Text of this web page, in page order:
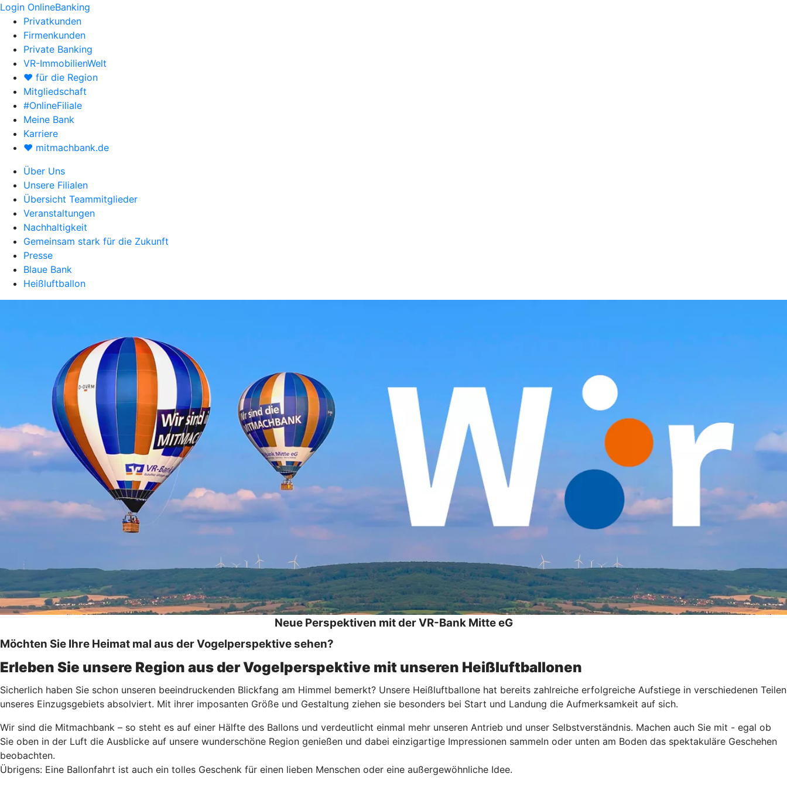
Login OnlineBanking
Privatkunden
Firmenkunden
Private Banking
VR-ImmobilienWelt
♥ für die Region
Mitgliedschaft
#OnlineFiliale
Meine Bank
Karriere
♥ mitmachbank.de
Über Uns
Unsere Filialen
Übersicht Teammitglieder
Veranstaltungen
Nachhaltigkeit
Gemeinsam stark für die Zukunft
Presse
Blaue Bank
Heißluftballon
Neue Perspektiven mit der VR-Bank Mitte eG
Möchten Sie Ihre Heimat mal aus der Vogelperspektive sehen?
Erleben Sie unsere Region aus der Vogelperspektive mit unseren Heißluftballonen
Sicherlich haben Sie schon unseren beeindruckenden Blickfang am Himmel bemerkt? Unsere Heißluftballone hat bereits zahlreiche erfolgreiche Aufstiege in verschiedenen Teilen
unseres Einzugsgebiets absolviert. Mit ihrer imposanten Größe und Gestaltung ziehen sie besonders bei Start und Landung die Aufmerksamkeit auf sich.
Wir sind die Mitmachbank – so steht es auf einer Hälfte des Ballons und verdeutlicht einmal mehr unseren Antrieb und unser Selbstverständnis. Machen auch Sie mit - egal ob
Sie oben in der Luft die Ausblicke auf unsere wunderschöne Region genießen und dabei einzigartige Impressionen sammeln oder unten am Boden das spektakuläre Geschehen
beobachten.
Übrigens: Eine Ballonfahrt ist auch ein tolles Geschenk für einen lieben Menschen oder eine außergewöhnliche Idee.